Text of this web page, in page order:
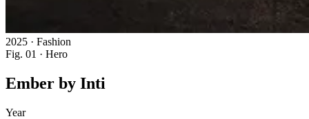
2025 · Fashion
Fig. 01 · Hero
Ember by Inti
Year